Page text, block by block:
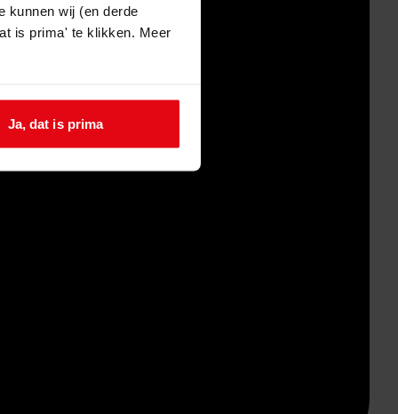
kunnen wij (en derde
is prima' te klikken. Meer
Ja, dat is prima